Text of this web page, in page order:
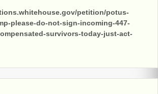
petition/potus-
please-do-not-sign-incoming-447-
survivors-today-just-act-